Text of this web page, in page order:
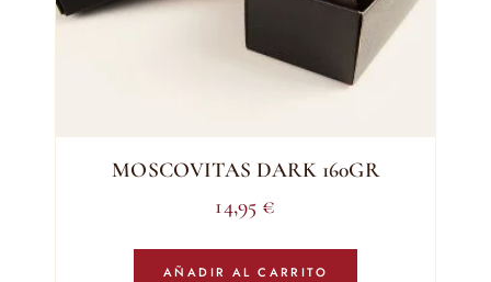
MOSCOVITAS DARK 160GR
14,95 €
AÑADIR AL CARRITO